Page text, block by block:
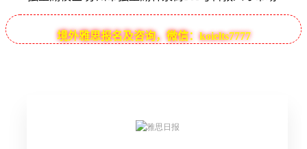
境外雅思报名及咨询，微信：koielts7777